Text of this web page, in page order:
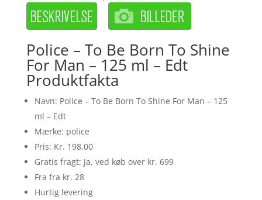
Police – To Be Born To Shine
For Man – 125 ml – Edt
Produktfakta
Navn: Police – To Be Born To Shine For Man – 125
ml – Edt
Mærke: police
Pris: Kr. 198.00
Gratis fragt: Ja, ved køb over kr. 699
Fra fra kr. 28
Hurtig levering